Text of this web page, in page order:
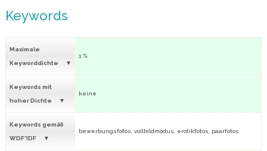
Keywords
Maximale
Keyworddichte
1 %
Keywords mit
hoher Dichte
keine
Keywords gemäß
WDF*IDF
bewerbungsfotos, vollbildmodus, erotikfotos, paarfotos